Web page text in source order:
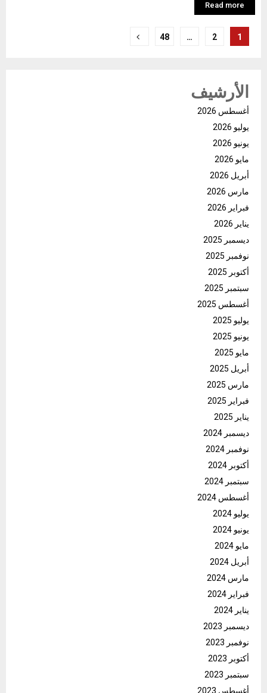
Read more
تعدد
المقالات
1
2
…
48
الأرشيف
أغسطس 2026
يوليو 2026
يونيو 2026
مايو 2026
أبريل 2026
مارس 2026
فبراير 2026
يناير 2026
ديسمبر 2025
نوفمبر 2025
أكتوبر 2025
سبتمبر 2025
أغسطس 2025
يوليو 2025
يونيو 2025
مايو 2025
أبريل 2025
مارس 2025
فبراير 2025
يناير 2025
ديسمبر 2024
نوفمبر 2024
أكتوبر 2024
سبتمبر 2024
أغسطس 2024
يوليو 2024
يونيو 2024
مايو 2024
أبريل 2024
مارس 2024
فبراير 2024
يناير 2024
ديسمبر 2023
نوفمبر 2023
أكتوبر 2023
سبتمبر 2023
أغسطس 2023